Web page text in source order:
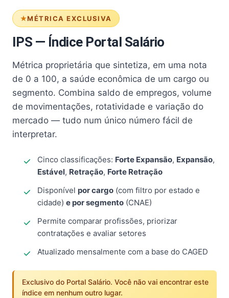
MÉTRICA EXCLUSIVA
IPS — Índice Portal Salário
Métrica proprietária que sintetiza, em uma nota
de 0 a 100, a saúde econômica de um cargo ou
segmento. Combina saldo de empregos, volume
de movimentações, rotatividade e variação do
mercado — tudo num único número fácil de
interpretar.
Cinco classificações: Forte Expansão, Expansão,
Estável, Retração, Forte Retração
Disponível por cargo (com filtro por estado e
cidade) e por segmento (CNAE)
Permite comparar profissões, priorizar
contratações e avaliar setores
Atualizado mensalmente com a base do CAGED
Exclusivo do Portal Salário. Você não vai encontrar este
índice em nenhum outro lugar.